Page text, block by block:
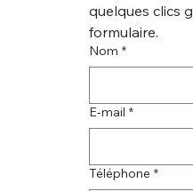
quelques clics
formulaire.
Nom *
E‑mail *
Téléphone *